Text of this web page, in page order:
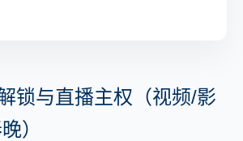
锁与直播主权（视频/影
）